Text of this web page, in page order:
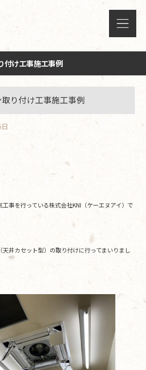
付け工事施工事例
り付け工事施工事例
e
事を行っている株式会社KNI（ケーエヌアイ）で
井カセット型）の取り付けに行ってまいりまし